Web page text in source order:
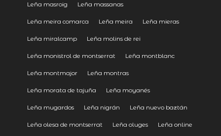
Leña masroig Leña massanas
Leña meira comarca Leña meira Leña mieras
Leña miralcamp Leña molins de rei
Leña monistrol de montserrat Leña montblanc
Leña montmajor Leña montras
Leña morata de tajuña Leña moyanés
Leña mugardos Leña nigrán Leña nuevo baztán
Leña olesa de montserrat Leña oluges Leña online